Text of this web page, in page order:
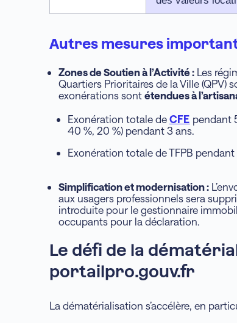
Autres mesures
Zones de Soutien à l’Activité :Les
Quartiers Prioritaires de la Ville (QPV)
exonérations sont étendues à
Exonération totale de CFE pendant
40 %, 20 %) pendant 3 ans.
Exonération totale de TFPB pendant
Simplification et modernisation :
aux usagers professionnels sera
introduite pour le gestionnaire
occupants pour la déclaration.
Le défi de la
portailpro.gouv.fr
La dématérialisation s’accélère, en